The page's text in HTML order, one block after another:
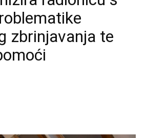
Orahovice
zbrinjavanja te